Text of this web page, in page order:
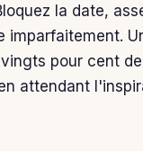
la date,
imparfaitement.
pour cent
attendant